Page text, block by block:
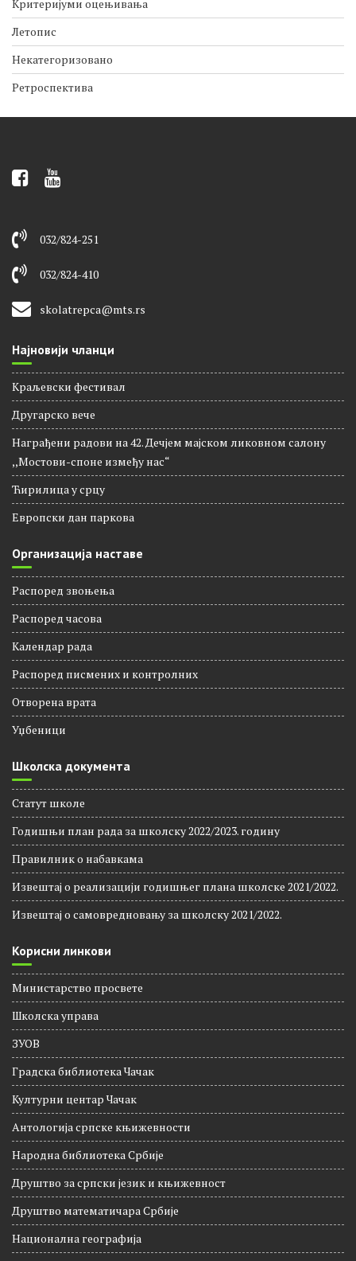
Критеријуми оцењивања
Летопис
Некатегоризовано
Ретроспектива
032/824-251
032/824-410
skolatrepca@mts.rs
Најновији чланци
Краљевски фестивал
Другарско вече
Награђени радови на 42. Дечјем мајском ликовном салону
,,Мостови-споне између нас“
Ћирилица у срцу
Европски дан паркова
Организација наставе
Распоред звоњења
Распорeд часова
Календар рада
Распоред писмених и контролних
Отворена врата
Уџбеници
Школска документа
Статут школе
Годишњи план рада за школску 2022/2023. годину
Правилник о набавкама
Извештај о реализацији годишњег плана школске 2021/2022.
Извештај о самовредновању за школску 2021/2022.
Корисни линкови
Министарство просвете
Школска управа
ЗУОВ
Градска библиотека Чачак
Културни центар Чачак
Антологија српске књижевности
Народна библиотека Србије
Друштво за српски језик и књижевност
Друштво математичара Србије
Национална географија